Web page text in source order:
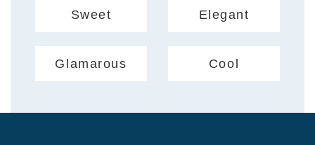
Sweet Elegant
Glamarous Cool